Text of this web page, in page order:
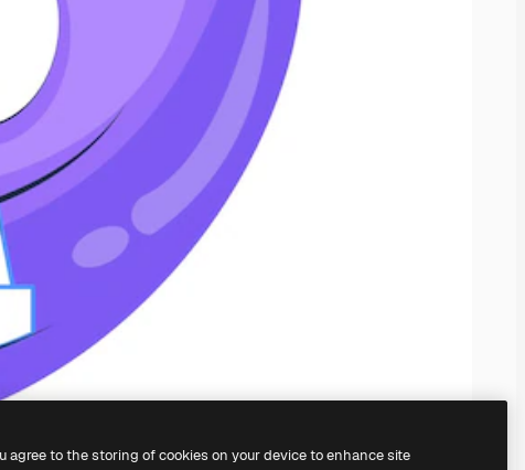
agree to the storing of cookies on your device to enhance site